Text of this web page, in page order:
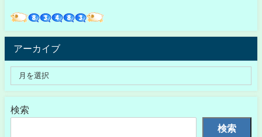
アーカイブ
検索
検索